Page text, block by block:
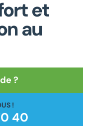
et
au
?
!
40